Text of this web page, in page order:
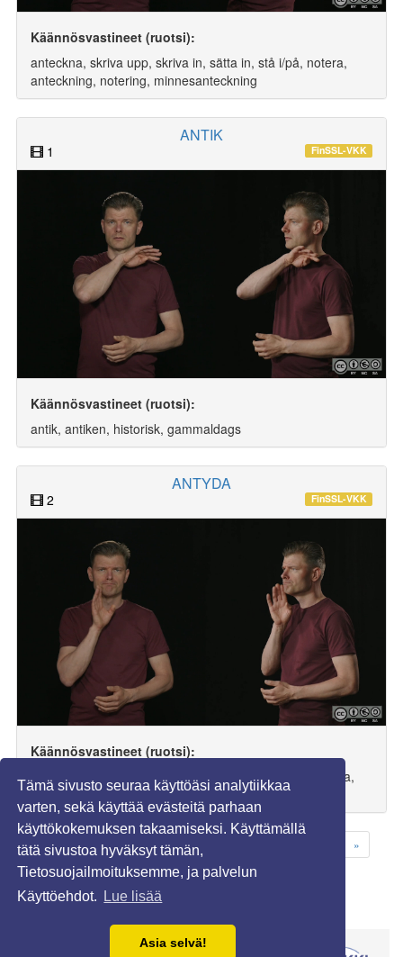
Tämä sivusto seuraa käyttöäsi analytiikkaa
varten, sekä käyttää evästeitä parhaan
käyttökokemuksen takaamiseksi. Käyttämällä
tätä sivustoa hyväksyt tämän,
Tietosuojailmoituksemme, ja palvelun
Käyttöehdot.
Lue lisää
Asia selvä!
Käännösvastineet (ruotsi):
anteckna, skriva upp, skriva in, sätta in, stå i/på, notera,
anteckning, notering, minnesanteckning
ANTIK
1 FinSSL-VKK
Käännösvastineet (ruotsi):
antik, antiken, historisk, gammaldags
ANTYDA
2 FinSSL-VKK
Käännösvastineet (ruotsi):
antyda, tyda på, peka på, låta förstå, ge vink om, betyda,
antydan, tips, fingervisning, skvaller
1 2 3 4 5 6 7 »